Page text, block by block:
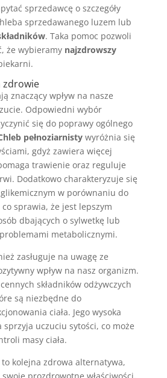
sprzedawcę o szczegóły
sprzedawanego luzem lub
. Taka pomoc pozwoli
że wybieramy najzdrowszy
zdrowie
znaczący wpływ na nasze
Odpowiedni wybór
się do poprawy ogólnego
pełnoziarnistywyróżnia się
gdyż zawiera więcej
trawienie oraz reguluje
Dodatkowo charakteryzuje się
w porównaniu do
sprawia, że jest lepszym
dbających o sylwetkę lub
metabolicznymi.
zasługuje na uwagę ze
wpływ na nasz organizm.
składników odżywczych
są niezbędne do
ciała. Jego wysoka
sprzyja uczuciu sytości, co może
masy ciała.
kolejna zdrowa alternatywa,